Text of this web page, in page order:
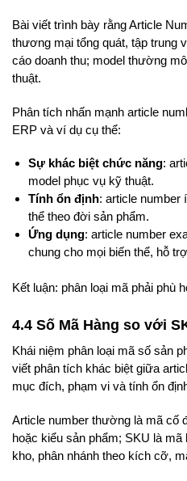
Bài viết trình bày rằng Article
thương mại tổng quát, tập trung
cáo doanh thu; model thường
thuật.
Phân tích nhấn mạnh article
ERP và ví dụ cụ thể:
Sự khác biệt chức năng:
model phục vụ kỹ thuật.
Tính ổn định: article number
thể theo đời sản phẩm.
Ứng dụng: article number
chung cho mọi biến thể, hỗ
Kết luận: phân loại mã phải phù
4.4 Số Mã Hàng so với
Khái niệm phân loại mã số sản
viết phân tích khác biệt giữa
mục đích, phạm vi và tính ổn
Article number thường là mã cố
hoặc kiểu sản phẩm; SKU là mã
kho, phân nhánh theo kích cỡ,